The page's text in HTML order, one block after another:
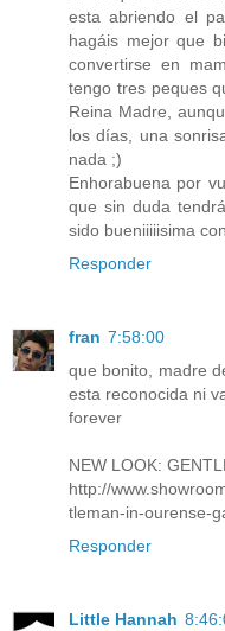
esta abriendo el
hagáis mejor que
convertirse en
tengo tres peques
Reina Madre,
los días, una
nada ;)
Enhorabuena por
que sin duda
sido bueniiiiisima
Responder
fran 7:58:00
que bonito, madre
esta reconocida ni
forever
NEW LOOK:
http://
tleman-in-ourense-
Responder
Little Hannah